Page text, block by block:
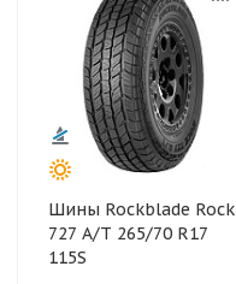
Шины Rockblade Rock
727 A/T 265/70 R17
115S